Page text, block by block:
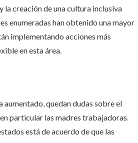
la creación de una cultura inclusiva
enumeradas han obtenido una mayor
implementando acciones más
en esta área.
aumentado, quedan dudas sobre el
particular las madres trabajadoras.
está de acuerdo de que las